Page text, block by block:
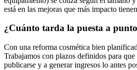
está en las mejoras que más impacto
¿Cuánto tarda la puesta a
Con una reforma cosmética bien
Trabajamos con plazos definidos para
publicarse y a generar ingresos lo antes